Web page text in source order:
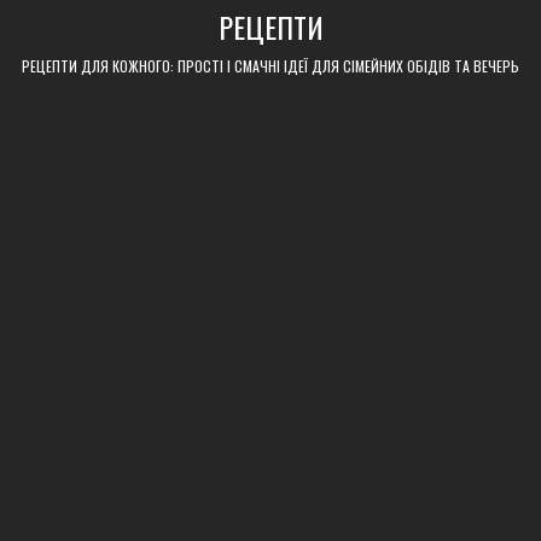
content
РЕЦЕПТИ
РЕЦЕПТИ ДЛЯ КОЖНОГО: ПРОСТІ І СМАЧНІ ІДЕЇ ДЛЯ СІМЕЙНИХ ОБІДІВ ТА ВЕЧЕРЬ